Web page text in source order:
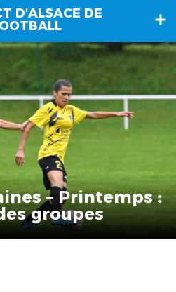
D'ALSACE DE
– Printemps :
groupes